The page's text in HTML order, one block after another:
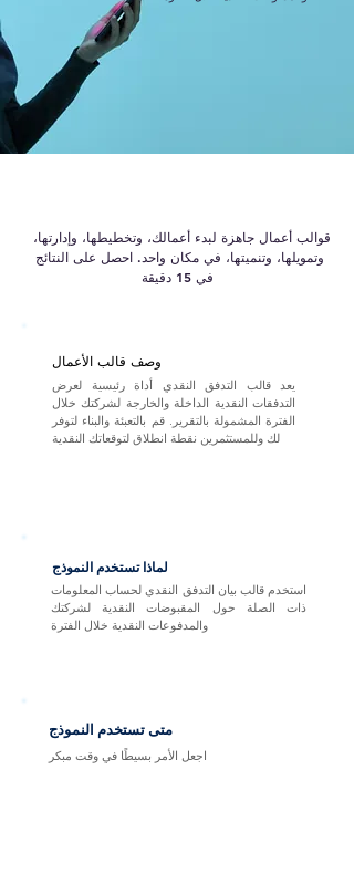
قوالب أعمال جاهزة لبدء أعمالك، وتخطيطها، وإدارتها،
وتمويلها، وتنميتها، في مكان واحد. احصل على النتائج
وصف قالب الأعمال
يعد قالب التدفق النقدي أداة رئيسية لعرض
التدفقات النقدية الداخلة والخارجة لشركتك خلال
الفترة المشمولة بالتقرير. قم بالتعبئة والبناء لتوفر
لك وللمستثمرين نقطة انطلاق لتوقعاتك النقدية
لماذا تستخدم النموذج
استخدم قالب بيان التدفق النقدي لحساب المعلومات
ذات الصلة حول المقبوضات النقدية لشركتك
والمدفوعات النقدية خلال الفترة
متى تستخدم النموذج
اجعل الأمر بسيطًا في وقت مبكر